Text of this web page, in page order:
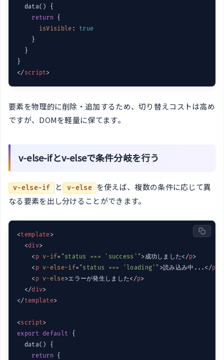
  data() {
return {
isVisible : true
    }
  }
</script>
要素を物理的に削除・追加するため、切り替えコストは高め
ですが、DOMを軽量に保てます。
v-else-ifとv-elseで条件分岐を行う
v-else-if と v-else を使えば、複数の条件に応じて異
なる要素を出し分けることができます。
<template>
<div>
< p v-if= "status === 'success'">成功しました</p>
< p v-else-if= "status === 'loading'" >読み込み中... </p
< p v-else>エラーが発生しました</p>
</div>
</template>
<script>
export default {
  data() {
return {